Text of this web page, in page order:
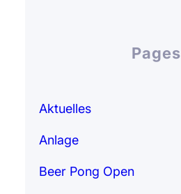
Pages
Aktuelles
Anlage
Beer Pong Open